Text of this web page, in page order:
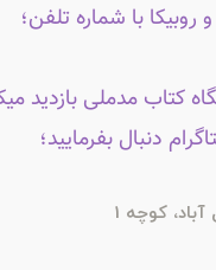
روبیکا با شماره تلفن؛
کتاب مدملی بازدید
دنبال بفرمایید؛
کوچه 1